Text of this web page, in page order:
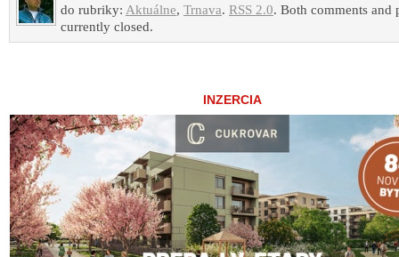
do rubriky: Aktuálne, Trnava. RSS 2.0. Both comments and
currently closed.
INZERCIA